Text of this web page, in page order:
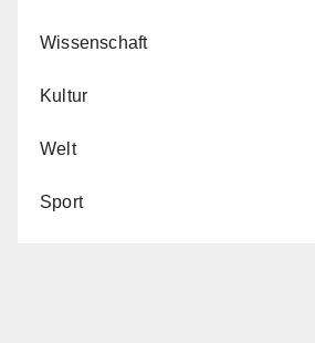
Wissenschaft
Kultur
Welt
Sport